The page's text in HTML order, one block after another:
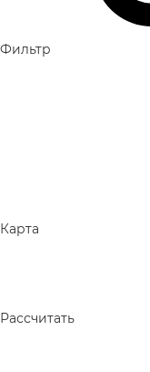
Фильтр
Карта
Рассчитать